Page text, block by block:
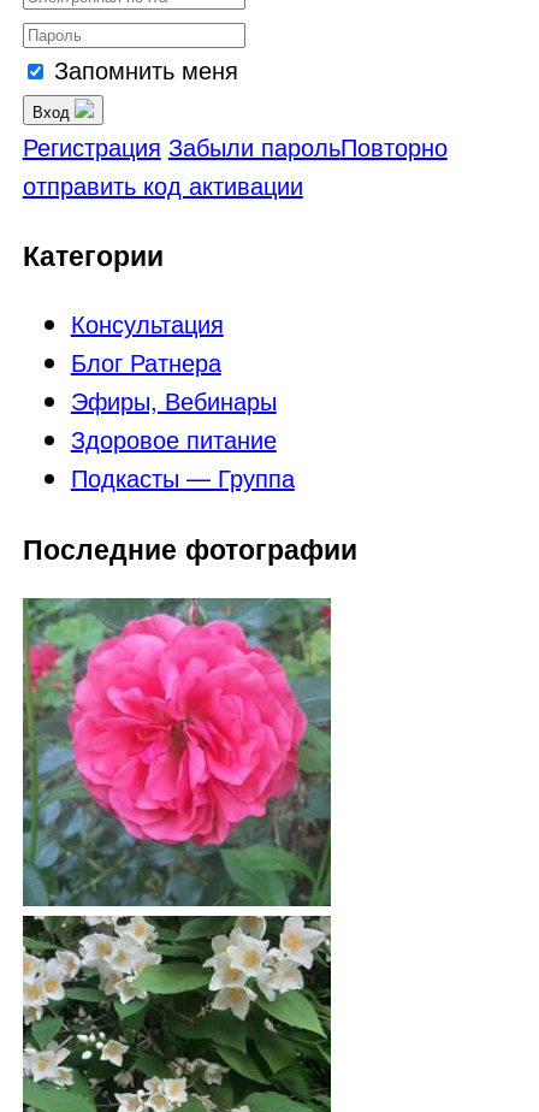
Запомнить меня
Вход
Регистрация Забыли парольПовторно
отправить код активации
Категории
Консультация
Блог Ратнера
Эфиры, Вебинары
Здоровое питание
Подкасты — Группа
Последние фотографии